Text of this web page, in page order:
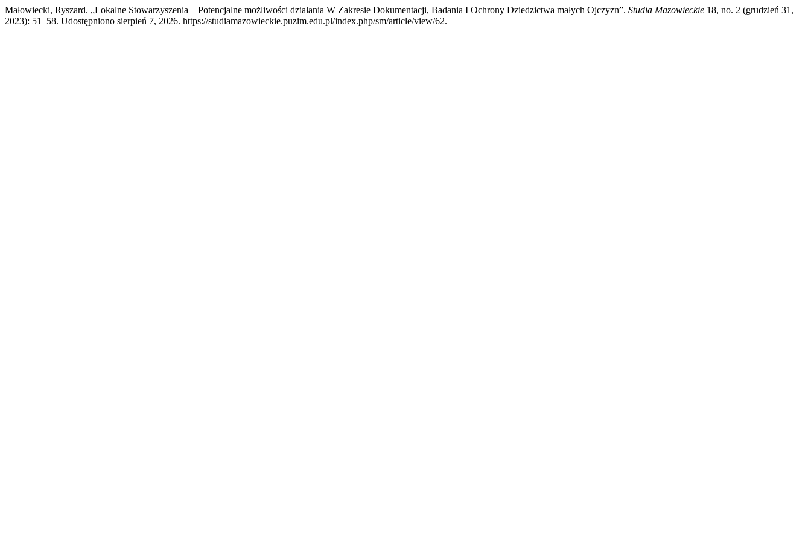
Małowiecki, Ryszard. „Lokalne Stowarzyszenia – Potencjalne możliwości działania W Zakresie Dokumentacji, Badania I Ochrony Dziedzictwa małych Ojczyzn”. Studia Mazowieckie 18, no. 2 (grudzień 31,
2023): 51–58. Udostępniono sierpień 7, 2026. https://studiamazowieckie.puzim.edu.pl/index.php/sm/article/view/62.